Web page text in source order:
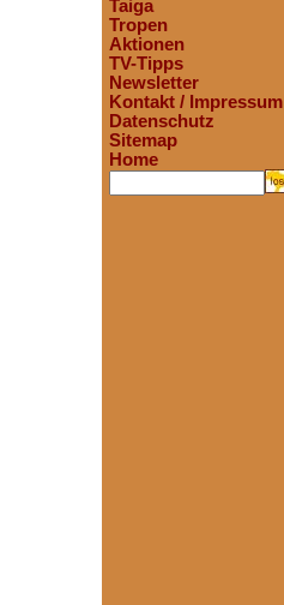
Taiga
Tropen
Aktionen
TV-Tipps
Newsletter
Kontakt / Impressum
Datenschutz
Sitemap
Home